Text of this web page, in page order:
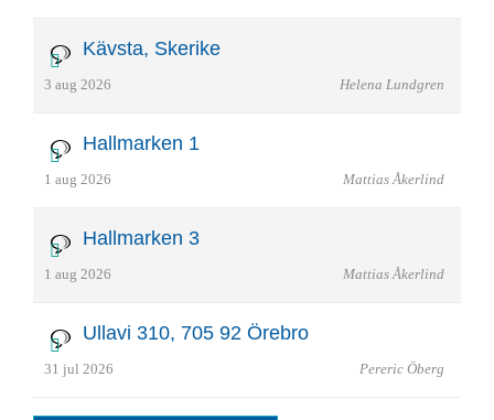
Kävsta, Skerike
3 aug 2026 Helena Lundgren
Hallmarken 1
1 aug 2026 Mattias Åkerlind
Hallmarken 3
1 aug 2026 Mattias Åkerlind
Ullavi 310, 705 92 Örebro
31 jul 2026 Pereric Öberg